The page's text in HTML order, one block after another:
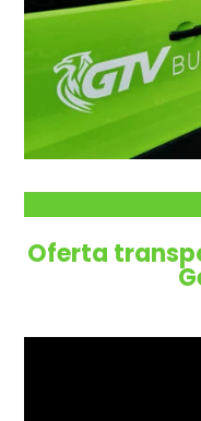
Oferta